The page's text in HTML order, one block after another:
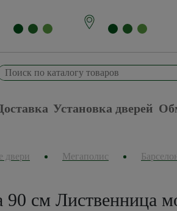
Установка дверей
двери Мегаполис
90 см Лиственница